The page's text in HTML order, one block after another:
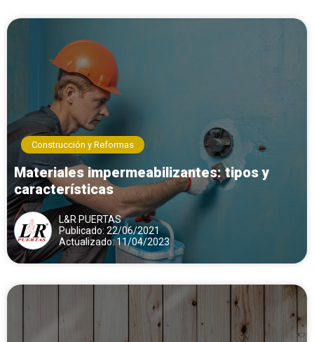
Construcción y Reformas
Materiales impermeabilizantes: tipos y
características
L&R PUERTAS
Publicado: 22/06/2021
Actualizado: 11/04/2023